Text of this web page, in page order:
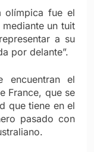
olímpica fue el
un tuit
a su
por delante”.
encuentran el
France, que se
que tiene en el
pasado con